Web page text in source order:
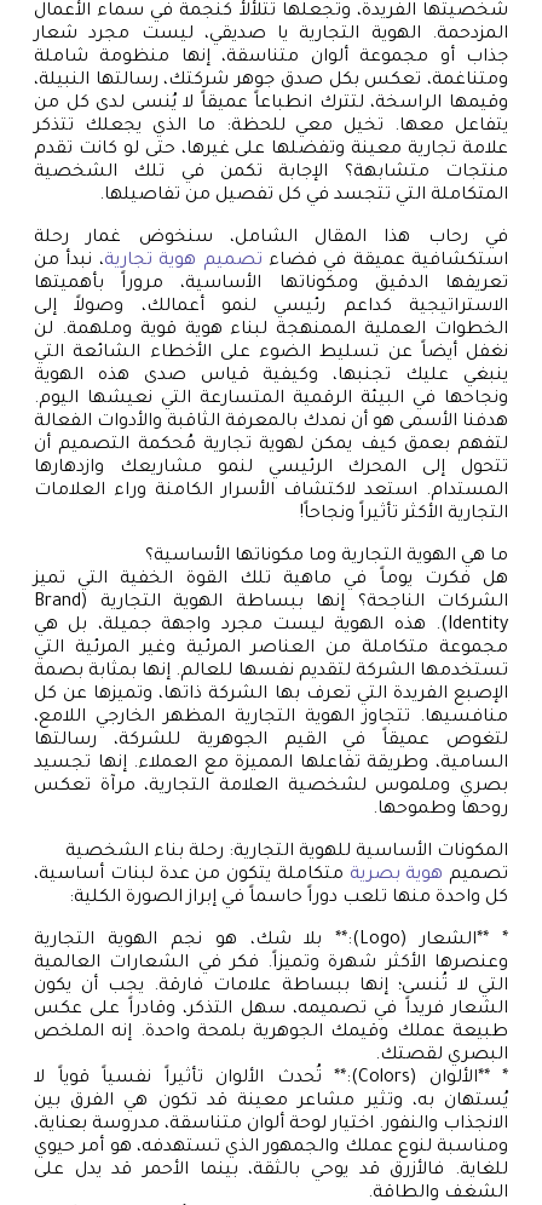
شخصيتها الفريدة، وتجعلها تتلألأ كنجمة في سماء الأعمال
المزدحمة. الهوية التجارية يا صديقي، ليست مجرد شعار
جذاب أو مجموعة ألوان متناسقة، إنها منظومة شاملة
ومتناغمة، تعكس بكل صدق جوهر شركتك، رسالتها النبيلة،
وقيمها الراسخة، لتترك انطباعاً عميقاً لا يُنسى لدى كل من
يتفاعل معها. تخيل معي للحظة: ما الذي يجعلك تتذكر
علامة تجارية معينة وتفضلها على غيرها، حتى لو كانت تقدم
منتجات متشابهة؟ الإجابة تكمن في تلك الشخصية
المتكاملة التي تتجسد في كل تفصيل من تفاصيلها.
في رحاب هذا المقال الشامل، سنخوض غمار رحلة
استكشافية عميقة في فضاء تصميم هوية تجارية، نبدأ من
تعريفها الدقيق ومكوناتها الأساسية، مروراً بأهميتها
الاستراتيجية كداعم رئيسي لنمو أعمالك، وصولاً إلى
الخطوات العملية الممنهجة لبناء هوية قوية وملهمة. لن
نغفل أيضاً عن تسليط الضوء على الأخطاء الشائعة التي
ينبغي عليك تجنبها، وكيفية قياس صدى هذه الهوية
ونجاحها في البيئة الرقمية المتسارعة التي نعيشها اليوم.
هدفنا الأسمى هو أن نمدك بالمعرفة الثاقبة والأدوات الفعالة
لتفهم بعمق كيف يمكن لهوية تجارية مُحكمة التصميم أن
تتحول إلى المحرك الرئيسي لنمو مشاريعك وازدهارها
المستدام. استعد لاكتشاف الأسرار الكامنة وراء العلامات
التجارية الأكثر تأثيراً ونجاحاً!
ما هي الهوية التجارية وما مكوناتها الأساسية؟
هل فكرت يوماً في ماهية تلك القوة الخفية التي تميز
الشركات الناجحة؟ إنها ببساطة الهوية التجارية (Brand
Identity). هذه الهوية ليست مجرد واجهة جميلة، بل هي
مجموعة متكاملة من العناصر المرئية وغير المرئية التي
تستخدمها الشركة لتقديم نفسها للعالم. إنها بمثابة بصمة
الإصبع الفريدة التي تعرف بها الشركة ذاتها، وتميزها عن كل
منافسيها. تتجاوز الهوية التجارية المظهر الخارجي اللامع،
لتغوص عميقاً في القيم الجوهرية للشركة، رسالتها
السامية، وطريقة تفاعلها المميزة مع العملاء. إنها تجسيد
بصري وملموس لشخصية العلامة التجارية، مرآة تعكس
روحها وطموحها.
المكونات الأساسية للهوية التجارية: رحلة بناء الشخصية
تصميم هوية بصرية متكاملة يتكون من عدة لبنات أساسية،
كل واحدة منها تلعب دوراً حاسماً في إبراز الصورة الكلية:
* **الشعار (Logo):** بلا شك، هو نجم الهوية التجارية
وعنصرها الأكثر شهرة وتميزاً. فكر في الشعارات العالمية
التي لا تُنسى؛ إنها ببساطة علامات فارقة. يجب أن يكون
الشعار فريداً في تصميمه، سهل التذكر، وقادراً على عكس
طبيعة عملك وقيمك الجوهرية بلمحة واحدة. إنه الملخص
البصري لقصتك.
* **الألوان (Colors):** تُحدث الألوان تأثيراً نفسياً قوياً لا
يُستهان به، وتثير مشاعر معينة قد تكون هي الفرق بين
الانجذاب والنفور. اختيار لوحة ألوان متناسقة، مدروسة بعناية،
ومناسبة لنوع عملك والجمهور الذي تستهدفه، هو أمر حيوي
للغاية. فالأزرق قد يوحي بالثقة، بينما الأحمر قد يدل على
الشغف والطاقة.